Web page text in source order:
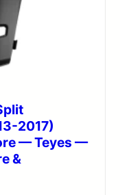
2017)
— Teyes —
&